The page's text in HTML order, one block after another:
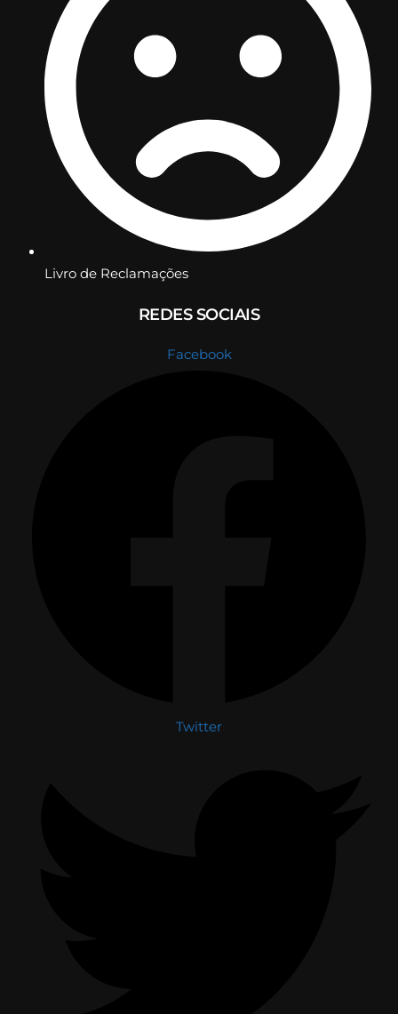
Livro de Reclamações
REDES SOCIAIS
Facebook
Twitter